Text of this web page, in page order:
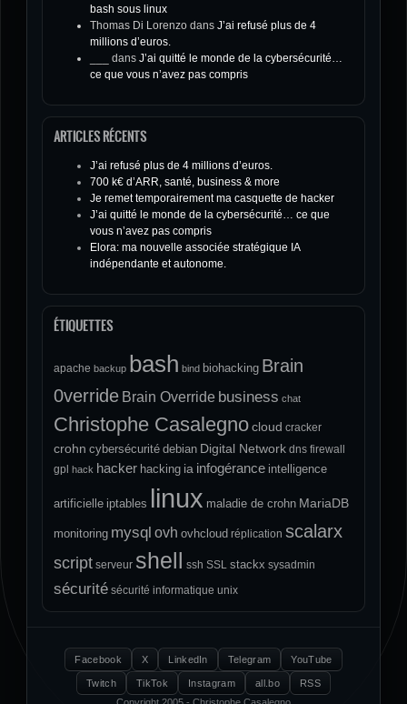
bash sous linux
Thomas Di Lorenzo dans J’ai refusé plus de 4
millions d’euros.
dans J’ai quitté le monde de la cybersécurité…
ce que vous n’avez pas compris
ARTICLES RÉCENTS
J’ai refusé plus de 4 millions d’euros.
700 k€ d’ARR, santé, business & more
Je remet temporairement ma casquette de hacker
J’ai quitté le monde de la cybersécurité… ce que
vous n’avez pas compris
Elora: ma nouvelle associée stratégique IA
indépendante et autonome.
ÉTIQUETTES
apache backup bash bind biohacking Brain
0verride Brain Override business chat
Christophe Casalegnocloud cracker
crohn cybersécurité debian Digital Network dns firewall
gpl hack hacker hacking ia infogérance intelligence
artificielle iptables linux maladie de crohn MariaDB
monitoring mysql ovh ovhcloud réplication scalarx
script serveur shell ssh SSL stackx sysadmin
sécurité sécurité informatique unix
Facebook X LinkedIn Telegram YouTube
Twitch TikTok Instagram all.bo
RSS